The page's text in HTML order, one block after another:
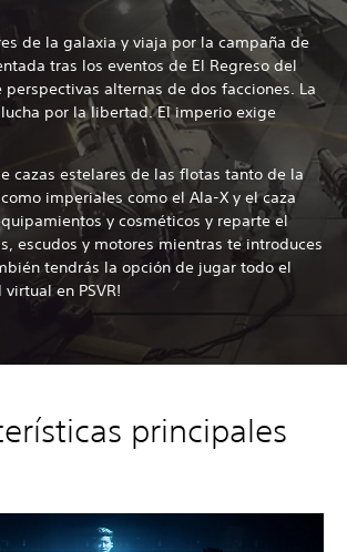
de la galaxia y viaja por la campaña de
tras los eventos de El Regreso del
perspectivas alternas de dos facciones. La
por la libertad. El imperio exige
cazas estelares de las flotas tanto de la
imperiales como el Ala-X y el caza
y cosméticos y reparte el
escudos y motores mientras te introduces
tendrás la opción de jugar todo el
en PSVR!
principales